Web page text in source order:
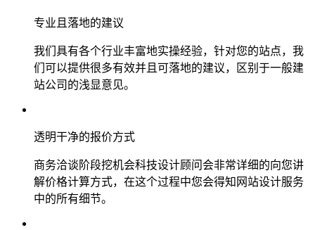
专业且落地的建议
我们具有各个行业丰富地实操经验，针对您的站点，我
们可以提供很多有效并且可落地的建议，区别于一般建
站公司的浅显意见。
透明干净的报价方式
商务洽谈阶段挖机会科技设计顾问会非常详细的向您讲
解价格计算方式，在这个过程中您会得知网站设计服务
中的所有细节。